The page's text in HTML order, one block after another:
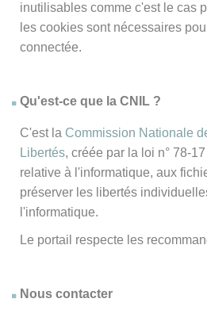
inutilisables comme c'est le cas
les cookies sont nécessaires
connectée.
Qu'est-ce que la CNIL ?
C'est la Commission Nationale
Libertés, créée par la loi n° 78-
relative à l'informatique, aux
préserver les libertés
l'informatique.
Le portail respecte les
Nous contacter